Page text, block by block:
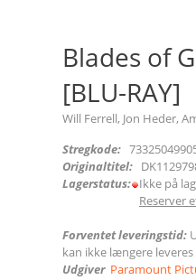
Blades of
[BLU-RAY]
Will Ferrell, Jon Heder,
Stregkode:
Originaltitel:
Lagerstatus: Ikke på
Reserver
Forventet leveringstid:
kan ikke længere leveres
Udgiver Paramount